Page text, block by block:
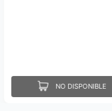
NO DISPONIBLE